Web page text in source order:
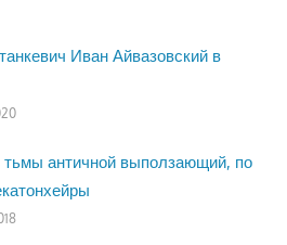
Иван Айвазовский в
античной выползающий, по